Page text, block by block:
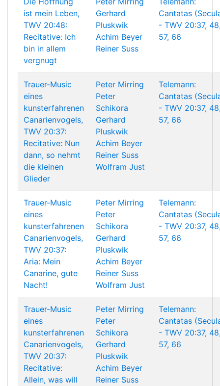
ist mein Leben,
TWV 20:48:
Recitative: Ich
bin in allem
vergnugt
Gerhard
Pluskwik
Achim Beyer
Reiner Suss
Cantatas
- TWV 20:37,
57, 66
Trauer-Music
eines
kunsterfahrenen
Canarienvogels,
TWV 20:37:
Recitative: Nun
dann, so nehmt
die kleinen
Glieder
Peter Mirring
Peter
Schikora
Gerhard
Pluskwik
Achim Beyer
Reiner Suss
Wolfram Just
Telemann:
Cantatas
- TWV 20:37,
57, 66
Trauer-Music
eines
kunsterfahrenen
Canarienvogels,
TWV 20:37:
Aria: Mein
Canarine, gute
Nacht!
Peter Mirring
Peter
Schikora
Gerhard
Pluskwik
Achim Beyer
Reiner Suss
Wolfram Just
Telemann:
Cantatas
- TWV 20:37,
57, 66
Trauer-Music
eines
kunsterfahrenen
Canarienvogels,
TWV 20:37:
Recitative:
Allein, was will
Peter Mirring
Peter
Schikora
Gerhard
Pluskwik
Achim Beyer
Reiner Suss
Telemann:
Cantatas
- TWV 20:37,
57, 66